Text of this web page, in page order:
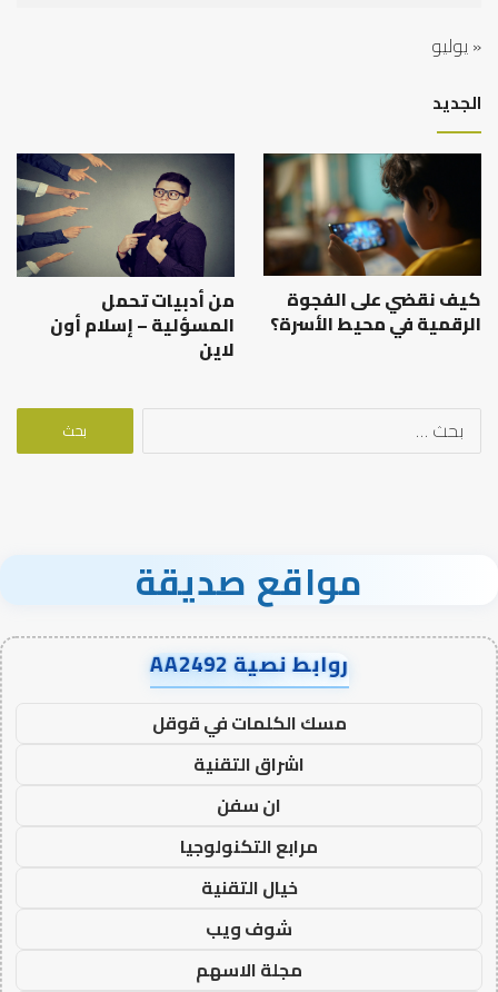
« يوليو
الجديد
كيف نقضي على الفجوة
الرقمية في محيط الأسرة؟
من أدبيات تحمل
المسؤلية – إسلام أون
لاين
البحث
مواقع صديقة
روابط نصية AA2492
مسك الكلمات في قوقل
اشراق التقنية
ان سفن
مرابع التكنولوجيا
خيال التقنية
شوف ويب
مجلة الاسهم